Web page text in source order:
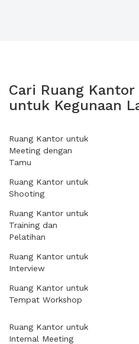
Cari Ruang
untuk Kegunaan
Ruang Kantor untuk
Meeting dengan
Tamu
Ruang Kantor untuk
Shooting
Ruang Kantor untuk
Training dan
Pelatihan
Ruang Kantor untuk
Interview
Ruang Kantor untuk
Tempat Workshop
Ruang Kantor untuk
Internal Meeting